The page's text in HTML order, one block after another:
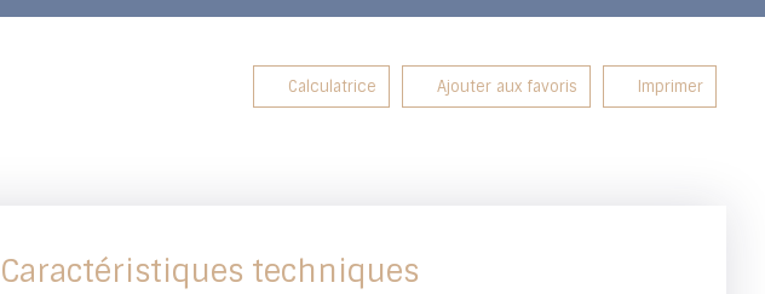
Calculatrice Ajouter aux favoris Imprimer
Caractéristiques techniques